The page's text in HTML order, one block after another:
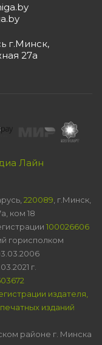
г.Минск,
27а
Лайн
220089 , г.Минск,
ком 18
100026606
горисполком
г.
издателя,
изданий
районе г. Минска